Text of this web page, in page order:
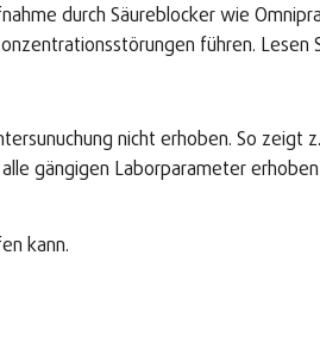
durch Säureblocker wie
führen. Lesen
nicht erhoben. So zeigt
gängigen Laborparameter
kann.